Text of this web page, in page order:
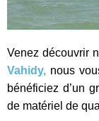
Venez découvrir
Vahidy, nous
bénéficiez d’un
de matériel de